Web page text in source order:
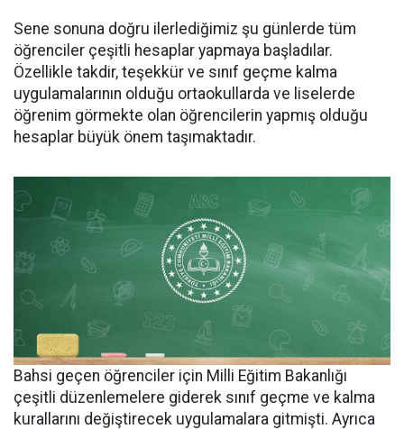
Sene sonuna doğru ilerlediğimiz şu günlerde tüm
öğrenciler çeşitli hesaplar yapmaya başladılar.
Özellikle takdir, teşekkür ve sınıf geçme kalma
uygulamalarının olduğu ortaokullarda ve liselerde
öğrenim görmekte olan öğrencilerin yapmış olduğu
hesaplar büyük önem taşımaktadır.
Bahsi geçen öğrenciler için Milli Eğitim Bakanlığı
çeşitli düzenlemelere giderek sınıf geçme ve kalma
kurallarını değiştirecek uygulamalara gitmişti. Ayrıca